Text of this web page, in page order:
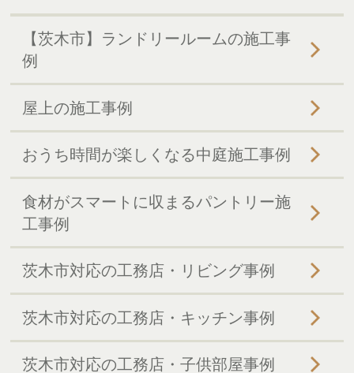
【茨木市】ランドリールームの施工事
例
屋上の施工事例
おうち時間が楽しくなる中庭施工事例
食材がスマートに収まるパントリー施
工事例
茨木市対応の工務店・リビング事例
茨木市対応の工務店・キッチン事例
茨木市対応の工務店・子供部屋事例